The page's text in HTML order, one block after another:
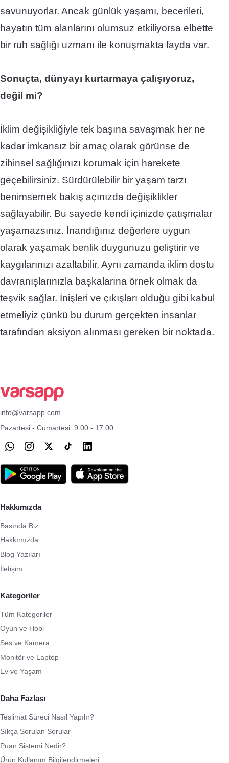
savunuyorlar. Ancak günlük yaşamı, becerileri,
hayatın tüm alanlarını olumsuz etkiliyorsa elbette
bir ruh sağlığı uzmanı ile konuşmakta fayda var.
Sonuçta, dünyayı kurtarmaya çalışıyoruz,
değil mi?
İklim değişikliğiyle tek başına savaşmak her ne
kadar imkansız bir amaç olarak görünse de
zihinsel sağlığınızı korumak için harekete
geçebilirsiniz. Sürdürülebilir bir yaşam tarzı
benimsemek bakış açınızda değişiklikler
sağlayabilir. Bu sayede kendi içinizde çatışmalar
yaşamazsınız. İnandığınız değerlere uygun
olarak yaşamak benlik duygunuzu geliştirir ve
kaygılarınızı azaltabilir. Aynı zamanda iklim dostu
davranışlarınızla başkalarına örnek olmak da
teşvik sağlar. İnişleri ve çıkışları olduğu gibi kabul
etmeliyiz çünkü bu durum gerçekten insanlar
tarafından aksiyon alınması gereken bir noktada.
info@varsapp.com
Pazartesi - Cumartesi: 9:00 - 17:00
Hakkımızda
Basında Biz
Hakkımızda
Blog Yazıları
İletişim
Kategoriler
Tüm Kategoriler
Oyun ve Hobi
Ses ve Kamera
Monitör ve Laptop
Ev ve Yaşam
Daha Fazlası
Teslimat Süreci Nasıl Yapılır?
Sıkça Sorulan Sorular
Puan Sistemi Nedir?
Ürün Kullanım Bilgilendirmeleri